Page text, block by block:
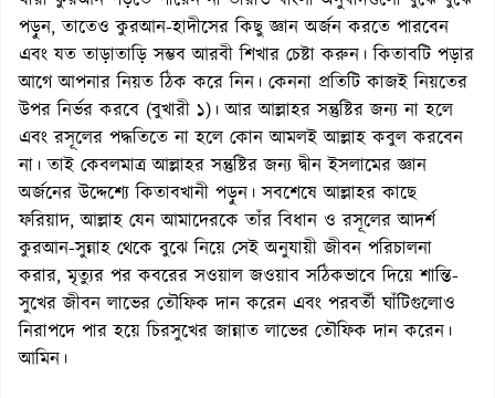
পড়ুন, তাতেও কুরআন-হাদীসের কিছু জ্ঞান অর্জন করতে পারবেন
এবং যত তাড়াতাড়ি সম্ভব আরবী শিখার চেষ্টা করুন। কিতাবটি পড়ার
আগে আপনার নিয়ত ঠিক করে নিন। কেননা প্রতিটি কাজই নিয়তের
উপর নির্ভর করবে (বুখারী ১)। আর আল্লাহর সন্তুষ্টির জন্য না হলে
এবং রসূলের পদ্ধতিতে না হলে কোন আমলই আল্লাহ কবুল করবেন
না। তাই কেবলমাত্র আল্লাহর সন্তুষ্টির জন্য দ্বীন ইসলামের জ্ঞান
অর্জনের উদ্দেশ্যে কিতাবখানী পড়ুন। সবশেষে আল্লাহর কাছে
ফরিয়াদ, আল্লাহ যেন আমাদেরকে তাঁর বিধান ও রসূলের আদর্শ
কুরআন-সুন্নাহ থেকে বুঝে নিয়ে সেই অনুযায়ী জীবন পরিচালনা
করার, মৃত্যুর পর কবরের সওয়াল জওয়াব সঠিকভাবে দিয়ে শান্তি-
সুখের জীবন লাভের তৌফিক দান করেন এবং পরবর্তী ঘাঁটিগুলোও
নিরাপদে পার হয়ে চিরসুখের জান্নাত লাভের তৌফিক দান করেন।
আমিন।